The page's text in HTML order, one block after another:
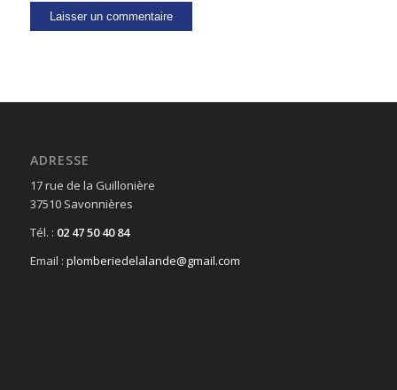
ADRESSE
17 rue de la Guillonière
37510 Savonnières
Tél. : 02 47 50 40 84
Email : plomberiedelalande@gmail.com